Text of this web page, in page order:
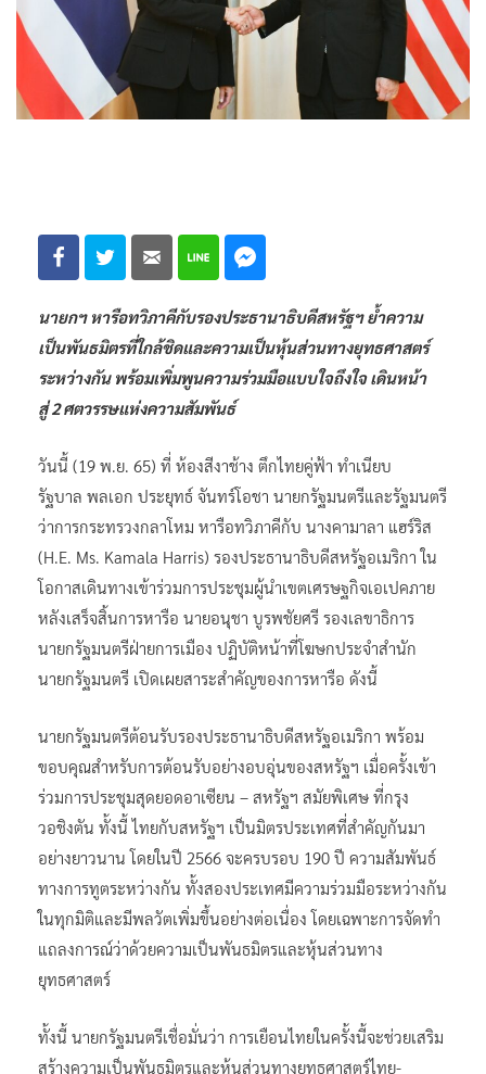
นายกฯ หารือทวิภาคีกับรองประธานาธิบดีสหรัฐฯ ย้ำความ
เป็นพันธมิตรที่ใกล้ชิดและความเป็นหุ้นส่วนทางยุทธศาสตร์
ระหว่างกัน พร้อมเพิ่มพูนความร่วมมือแบบใจถึงใจ เดินหน้า
สู่ 2 ศตวรรษแห่งความสัมพันธ์
วันนี้ (19 พ.ย. 65) ที่ ห้องสีงาช้าง ตึกไทยคู่ฟ้า ทำเนียบ
รัฐบาล พลเอก ประยุทธ์ จันทร์โอชา นายกรัฐมนตรีและรัฐมนตรี
ว่าการกระทรวงกลาโหม หารือทวิภาคีกับ นางคามาลา แฮร์ริส
(H.E. Ms. Kamala Harris) รองประธานาธิบดีสหรัฐอเมริกา ใน
โอกาสเดินทางเข้าร่วมการประชุมผู้นำเขตเศรษฐกิจเอเปคภาย
หลังเสร็จสิ้นการหารือ นายอนุชา บูรพชัยศรี รองเลขาธิการ
นายกรัฐมนตรีฝ่ายการเมือง ปฏิบัติหน้าที่โฆษกประจำสำนัก
นายกรัฐมนตรี เปิดเผยสาระสำคัญของการหารือ ดังนี้
นายกรัฐมนตรีต้อนรับรองประธานาธิบดีสหรัฐอเมริกา พร้อม
ขอบคุณสำหรับการต้อนรับอย่างอบอุ่นของสหรัฐฯ เมื่อครั้งเข้า
ร่วมการประชุมสุดยอดอาเซียน – สหรัฐฯ สมัยพิเศษ ที่กรุง
วอชิงตัน ทั้งนี้ ไทยกับสหรัฐฯ เป็นมิตรประเทศที่สำคัญกันมา
อย่างยาวนาน โดยในปี 2566 จะครบรอบ 190 ปี ความสัมพันธ์
ทางการทูตระหว่างกัน ทั้งสองประเทศมีความร่วมมือระหว่างกัน
ในทุกมิติและมีพลวัตเพิ่มขึ้นอย่างต่อเนื่อง โดยเฉพาะการจัดทำ
แถลงการณ์ว่าด้วยความเป็นพันธมิตรและหุ้นส่วนทาง
ยุทธศาสตร์
ทั้งนี้ นายกรัฐมนตรีเชื่อมั่นว่า การเยือนไทยในครั้งนี้จะช่วยเสริม
สร้างความเป็นพันธมิตรและหุ้นส่วนทางยุทธศาสตร์ไทย-